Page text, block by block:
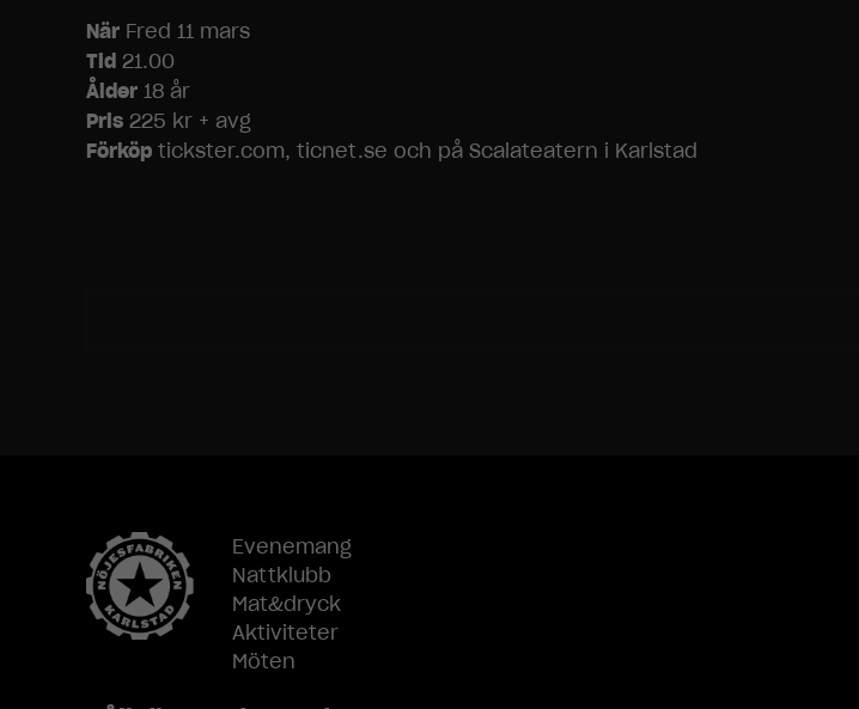
När Fred 11 mars
Tid 21.00
Ålder 18 år
Pris 225 kr + avg
Förköp tickster.com, ticnet.se och på Scalateatern i Karlstad
Evenemang
Nattklubb
Mat&dryck
Aktiviteter
Möten